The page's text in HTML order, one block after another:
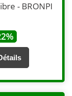
- BRONPI